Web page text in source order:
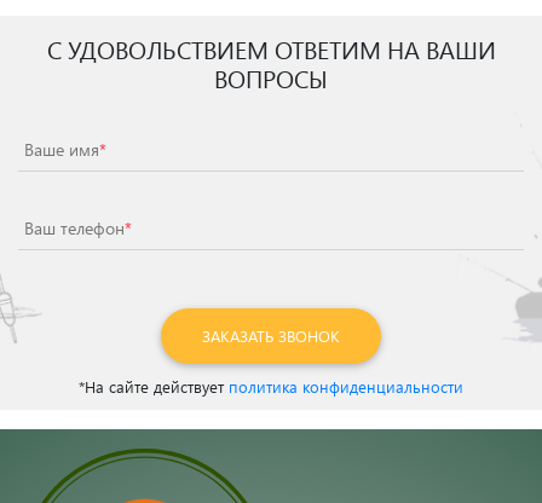
С УДОВОЛЬСТВИЕМ ОТВЕТИМ НА ВАШИ
ВОПРОСЫ
Ваше имя*
Ваш телефон*
ЗАКАЗАТЬ ЗВОНОК
*На сайте действует политика конфиденциальности